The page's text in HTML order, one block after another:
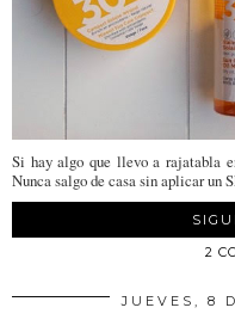
Si hay algo que llevo a rajatabla
Nunca salgo de casa sin aplicar un
2
JUEVES, 8